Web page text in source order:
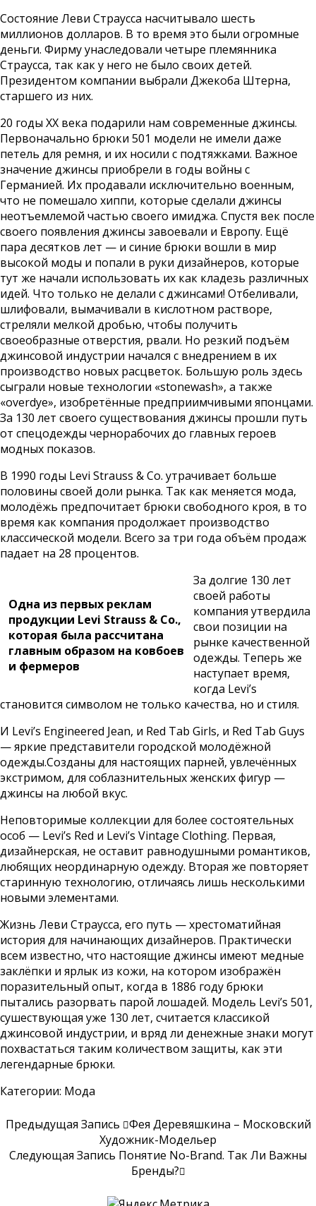
Состояние Леви Страусса насчитывало шесть
миллионов долларов. В то время это были огромные
деньги. Фирму унаследовали четыре племянника
Страусса, так как у него не было своих детей.
Президентом компании выбрали Джекоба Штерна,
старшего из них.
20 годы ХХ века подарили нам современные джинсы.
Первоначально брюки 501 модели не имели даже
петель для ремня, и их носили с подтяжками. Важное
значение джинсы приобрели в годы войны с
Германией. Их продавали исключительно военным,
что не помешало хиппи, которые сделали джинсы
неотъемлемой частью своего имиджа. Спустя век после
своего появления джинсы завоевали и Европу. Ещё
пара десятков лет — и синие брюки вошли в мир
высокой моды и попали в руки дизайнеров, которые
тут же начали использовать их как кладезь различных
идей. Что только не делали с джинсами! Отбеливали,
шлифовали, вымачивали в кислотном растворе,
стреляли мелкой дробью, чтобы получить
своеобразные отверстия, рвали. Но резкий подъём
джинсовой индустрии начался с внедрением в их
производство новых расцветок. Большую роль здесь
сыграли новые технологии «stonewash», а также
«overdye», изобретённые предприимчивыми японцами.
За 130 лет своего существования джинсы прошли путь
от спецодежды чернорабочих до главных героев
модных показов.
В 1990 годы Levi Strauss & Co. утрачивает больше
половины своей доли рынка. Так как меняется мода,
молодёжь предпочитает брюки свободного кроя, в то
время как компания продолжает производство
классической модели. Всего за три года объём продаж
падает на 28 процентов.
Одна из первых реклам
продукции Levi Strauss & Co.,
которая была рассчитана
главным образом на ковбоев
и фермеров
За долгие 130 лет
своей работы
компания утвердила
свои позиции на
рынке качественной
одежды. Теперь же
наступает время,
когда Levi’s
становится символом не только качества, но и стиля.
И Levi’s Engineered Jean, и Red Tab Girls, и Red Tab Guys
— яркие представители городской молодёжной
одежды.Созданы для настоящих парней, увлечённых
экстримом, для соблазнительных женских фигур —
джинсы на любой вкус.
Неповторимые коллекции для более состоятельных
особ — Levi’s Red и Levi’s Vintage Clothing. Первая,
дизайнерская, не оставит равнодушными романтиков,
любящих неординарную одежду. Вторая же повторяет
старинную технологию, отличаясь лишь несколькими
новыми элементами.
Жизнь Леви Страусса, его путь — хрестоматийная
история для начинающих дизайнеров. Практически
всем известно, что настоящие джинсы имеют медные
заклёпки и ярлык из кожи, на котором изображён
поразительный опыт, когда в 1886 году брюки
пытались разорвать парой лошадей. Модель Levi’s 501,
сушествующая уже 130 лет, считается классикой
джинсовой индустрии, и вряд ли денежные знаки могут
похвастаться таким количеством защиты, как эти
легендарные брюки.
Категории: Мода
Предыдущая Запись
Фея Деревяшкина – Московский
Художник-Модельер
Следующая Запись Понятие No-Brand. Так Ли Важны
Бренды?